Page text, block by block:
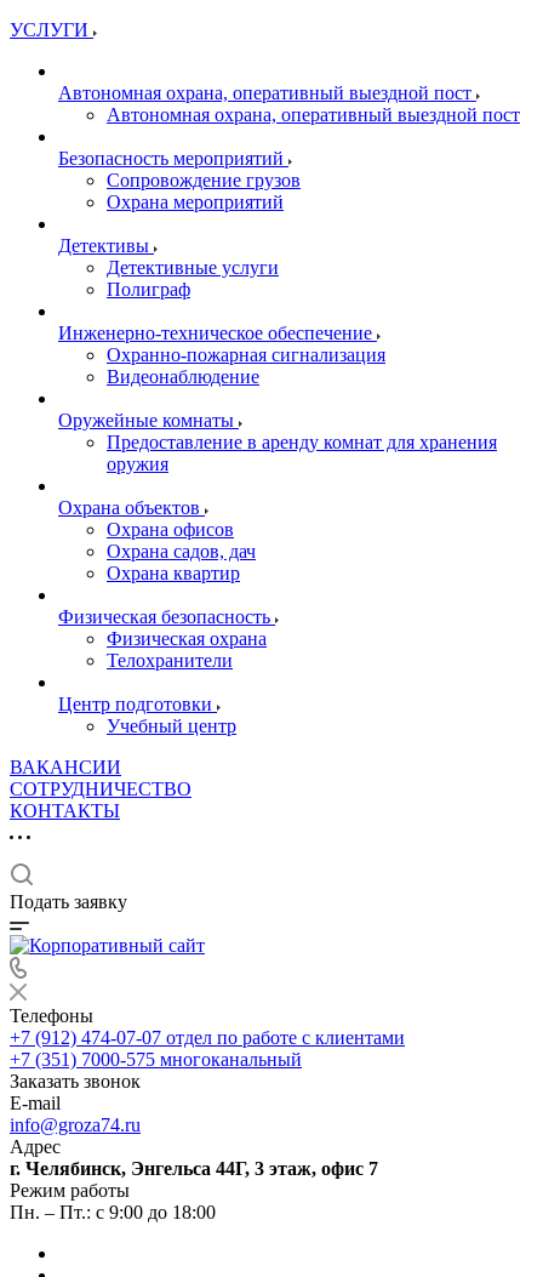
УСЛУГИ
Автономная охрана, оперативный выездной пост
Автономная охрана, оперативный выездной пост
Безопасность мероприятий
Сопровождение грузов
Охрана мероприятий
Детективы
Детективные услуги
Полиграф
Инженерно-техническое обеспечение
Охранно-пожарная сигнализация
Видеонаблюдение
Оружейные комнаты
Предоставление в аренду комнат для хранения
оружия
Охрана объектов
Охрана офисов
Охрана садов, дач
Охрана квартир
Физическая безопасность
Физическая охрана
Телохранители
Центр подготовки
Учебный центр
ВАКАНСИИ
СОТРУДНИЧЕСТВО
КОНТАКТЫ
Подать заявку
Телефоны
+7 (912) 474-07-07 отдел по работе с клиентами
+7 (351) 7000-575 многоканальный
Заказать звонок
E-mail
info@groza74.ru
Адрес
г. Челябинск, Энгельса 44Г, 3 этаж, офис 7
Режим работы
Пн. – Пт.: с 9:00 до 18:00